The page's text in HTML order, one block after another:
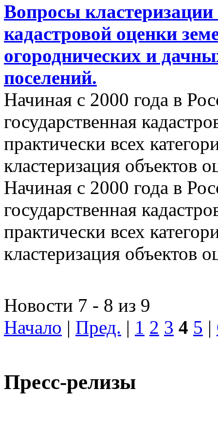
Вопросы кластеризации
кадастровой оценки
огороднических и
поселений.
Начиная с 2000 года в
государственная
практически всех
кластеризация объектов
Начиная с 2000 года в
государственная
практически всех
кластеризация объектов
Новости 7 - 8 из 9
Начало | Пред. | 1 2 3 4 5 |
Пресс-релизы